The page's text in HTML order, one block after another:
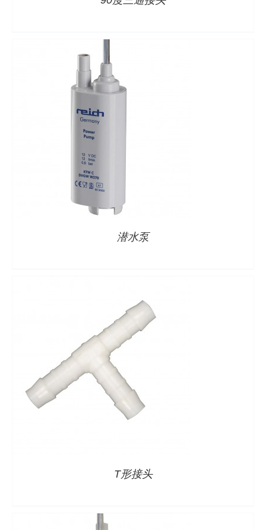
潜水泵
详情
T形接头